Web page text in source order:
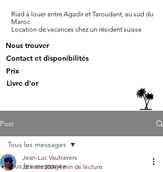
Riad à louer entre Agadir et Taroudant, au sud du
Maroc
Location de vacances chez un résident suisse
Nous trouver
Contact et disponibilités
Prix
Livre d'or
Post
Tous les messages
Tous les messages
Jean-Luc Vautravers
22 mars 2009 4 min de lecture